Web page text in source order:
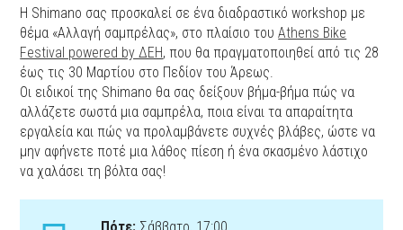
Η Shimano σας προσκαλεί σε ένα διαδραστικό workshop με
θέμα «Αλλαγή σαμπρέλας», στο πλαίσιο τουAthens Bike
Festival powered by ΔΕΗ, που θα πραγματοποιηθεί από τις 28
έως τις 30 Μαρτίου στο Πεδίον του Άρεως.
Οι ειδικοί της Shimano θα σας δείξουν βήμα-βήμα πώς να
αλλάζετε σωστά μια σαμπρέλα, ποια είναι τα απαραίτητα
εργαλεία και πώς να προλαμβάνετε συχνές βλάβες, ώστε να
μην αφήνετε ποτέ μια λάθος πίεση ή ένα σκασμένο λάστιχο
να χαλάσει τη βόλτα σας!